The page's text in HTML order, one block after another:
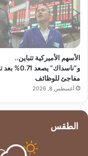
الأسهم الأميركية تتباين..
و”ناسداك” يصعد
مفاجئ للوظائف
أغسطس 8, 2026
الطقس